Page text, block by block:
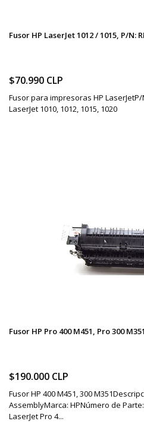
Fusor HP LaserJet 1012 / 1015, P/N:
$70.990 CLP
Fusor para impresoras HP
LaserJet 1010, 1012, 1015, 1020
Fusor HP Pro 400 M451, Pro 300
$190.000 CLP
Fusor HP 400 M451, 300
AssemblyMarca: HPNúmero de
LaserJet Pro 4...